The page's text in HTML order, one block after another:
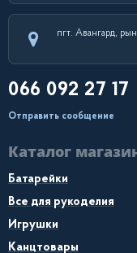
пгт. Авангард,
066 092 27 17
Отправить сообщение
Каталог
Батарейки
Все для рукоделия
Игрушки
Канцтовары